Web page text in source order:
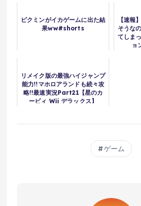
ピクミンがイカゲームに出た結
果ww#shorts
【速報
そうな
てしま
ョ
リメイク版の最強ハイジャンプ
能力!!マホロアランドも続々攻
略!!最速実況Part21【星のカ
ービィ Wii デラックス】
ゲーム